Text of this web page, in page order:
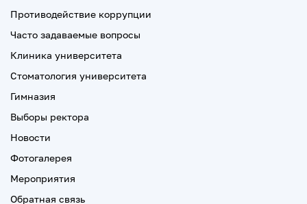
Противодействие коррупции
Часто задаваемые вопросы
Клиника университета
Стоматология университета
Гимназия
Выборы ректора
Новости
Фотогалерея
Мероприятия
Обратная связь